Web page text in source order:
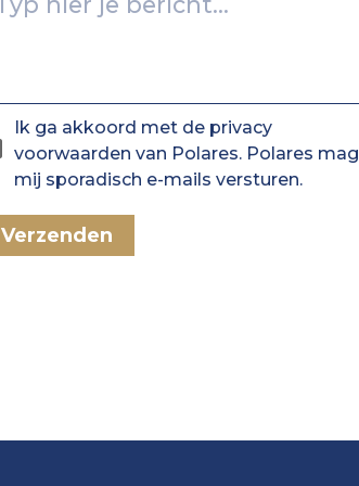
Ik ga akkoord met de privacy
voorwaarden van Polares. Polares mag
mij sporadisch e-mails versturen.
Verzenden